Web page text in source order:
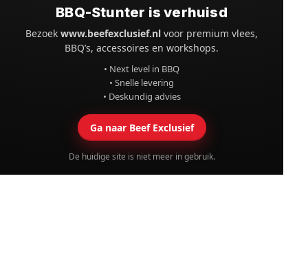
BBQ-Stunter is verhuisd
Bezoekwww.beefexclusief.nl voor premium vlees,
BBQ’s, accessoires en workshops.
• Next level in BBQ
• Snelle levering
• Deskundig advies
Ga naar Beef Exclusief
De huidige site is niet meer in gebruik.